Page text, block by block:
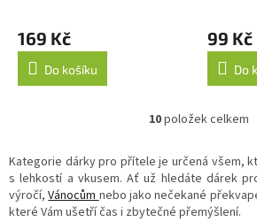
169 Kč
Do košíku
99 Kč
Do
O
l
á
d
a
10položek celkem
Kategorie dárky pro přítele je určená všem,
s lehkostí a vkusem. Ať už hledáte dárek
výročí,Vánocům nebo jako nečekané
které Vám ušetří čas i zbytečné přemýšlení.